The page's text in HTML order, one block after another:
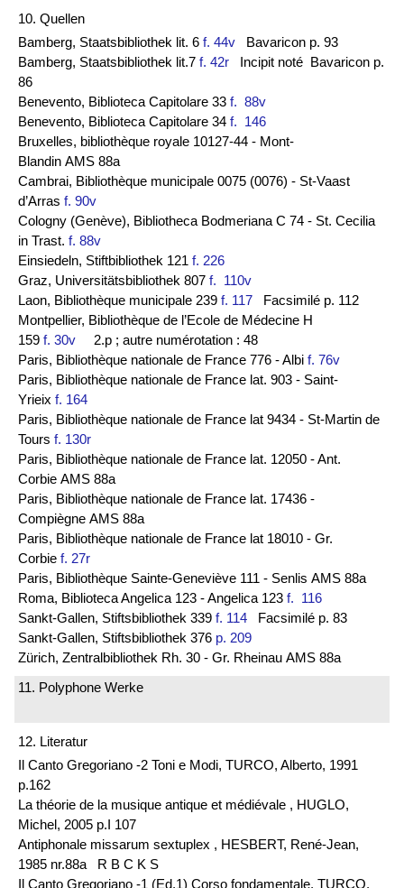
10. Quellen
Bamberg, Staatsbibliothek lit. 6 f. 44v Bavaricon p. 93
Bamberg, Staatsbibliothek lit.7 f. 42r Incipit noté Bavaricon p.
86
Benevento, Biblioteca Capitolare 33 f. 88v
Benevento, Biblioteca Capitolare 34 f. 146
Bruxelles, bibliothèque royale 10127-44 - Mont-
Blandin AMS 88a
Cambrai, Bibliothèque municipale 0075 (0076) - St-Vaast
d’Arras f. 90v
Cologny (Genève), Bibliotheca Bodmeriana C 74 - St. Cecilia
in Trast. f. 88v
Einsiedeln, Stiftbibliothek 121 f. 226
Graz, Universitätsbibliothek 807 f. 110v
Laon, Bibliothèque municipale 239 f. 117 Facsimilé p. 112
Montpellier, Bibliothèque de l’Ecole de Médecine H
159 f. 30v 2.p ; autre numérotation : 48
Paris, Bibliothèque nationale de France 776 - Albi f. 76v
Paris, Bibliothèque nationale de France lat. 903 - Saint-
Yrieix f. 164
Paris, Bibliothèque nationale de France lat 9434 - St-Martin de
Tours f. 130r
Paris, Bibliothèque nationale de France lat. 12050 - Ant.
Corbie AMS 88a
Paris, Bibliothèque nationale de France lat. 17436 -
Compiègne AMS 88a
Paris, Bibliothèque nationale de France lat 18010 - Gr.
Corbie f. 27r
Paris, Bibliothèque Sainte-Geneviève 111 - Senlis AMS 88a
Roma, Biblioteca Angelica 123 - Angelica 123 f. 116
Sankt-Gallen, Stiftsbibliothek 339 f. 114 Facsimilé p. 83
Sankt-Gallen, Stiftsbibliothek 376 p. 209
Zürich, Zentralbibliothek Rh. 30 - Gr. Rheinau AMS 88a
11. Polyphone Werke
12. Literatur
Il Canto Gregoriano -2 Toni e Modi, TURCO, Alberto, 1991
p.162
La théorie de la musique antique et médiévale , HUGLO,
Michel, 2005 p.I 107
Antiphonale missarum sextuplex , HESBERT, René-Jean,
1985 nr.88a R B C K S
Il Canto Gregoriano -1 (Ed.1) Corso fondamentale, TURCO,